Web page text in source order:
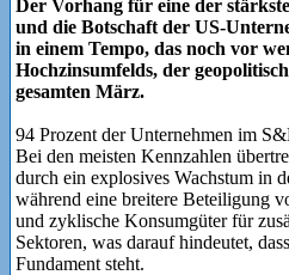
Der Vorhang für eine der
und die Botschaft der US-
in einem Tempo, das noch vor
Hochzinsumfelds, der
gesamten März.
94 Prozent der Unternehmen im
Bei den meisten Kennzahlen
durch ein explosives Wachstum in
während eine breitere Beteiligung
und zyklische Konsumgüter für
Sektoren, was darauf hindeutet,
Fundament steht.